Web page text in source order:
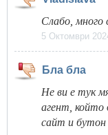
Слабо, много
5 Октомври
Бла бла
Не ви е тук
агент, който
сайт и бутон